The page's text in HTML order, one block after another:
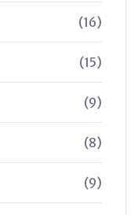
(16)
(15)
(9)
(8)
(9)